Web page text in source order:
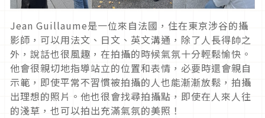
Jean Guillaume是一位來自法國，住在東京涉谷的攝
影師，可以用法文、日文、英文溝通，除了人長得帥之
外，說話也很風趣，在拍攝的時候氣氛十分輕鬆愉快。
他會很親切地指導站立的位置和表情，必要時還會親自
示範，即使平常不習慣被拍攝的人也能漸漸放鬆，拍攝
出理想的照片。他也很會找尋拍攝點，即使在人來人往
的淺草，也可以拍出充滿氣氛的美照！